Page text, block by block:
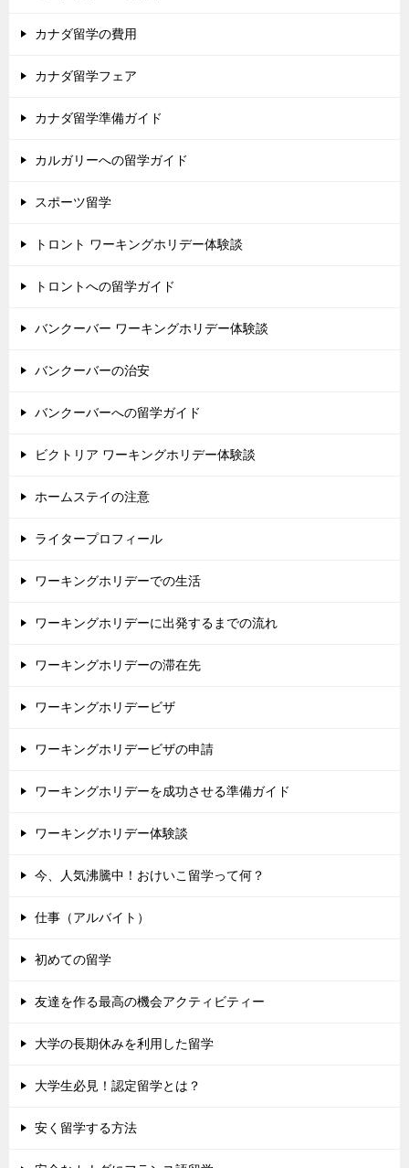
カナダ留学の費用
カナダ留学フェア
カナダ留学準備ガイド
カルガリーへの留学ガイド
スポーツ留学
トロント ワーキングホリデー体験談
トロントへの留学ガイド
バンクーバー ワーキングホリデー体験談
バンクーバーの治安
バンクーバーへの留学ガイド
ビクトリア ワーキングホリデー体験談
ホームステイの注意
ライタープロフィール
ワーキングホリデーでの生活
ワーキングホリデーに出発するまでの流れ
ワーキングホリデーの滞在先
ワーキングホリデービザ
ワーキングホリデービザの申請
ワーキングホリデーを成功させる準備ガイド
ワーキングホリデー体験談
今、人気沸騰中！おけいこ留学って何？
仕事（アルバイト）
初めての留学
友達を作る最高の機会アクティビティー
大学の長期休みを利用した留学
大学生必見！認定留学とは？
安く留学する方法